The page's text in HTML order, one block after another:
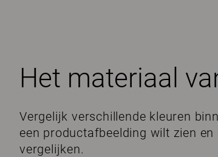
Het materiaal
Vergelijk verschillende kleuren
een productafbeelding wilt zien
vergelijken.